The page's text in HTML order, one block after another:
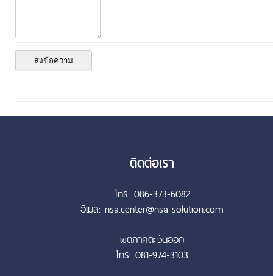
ติดต่อเรา
โทร. 086-373-6082
อีเมล: nsa.center@nsa-solution.com
เขตภาคตะวันออก
โทร: 081-974-3103